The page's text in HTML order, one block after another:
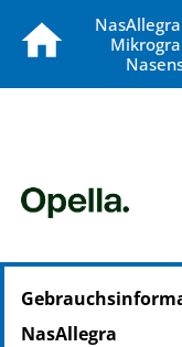
PZN: 19759348
PPN: 111975934883
NasAllegra